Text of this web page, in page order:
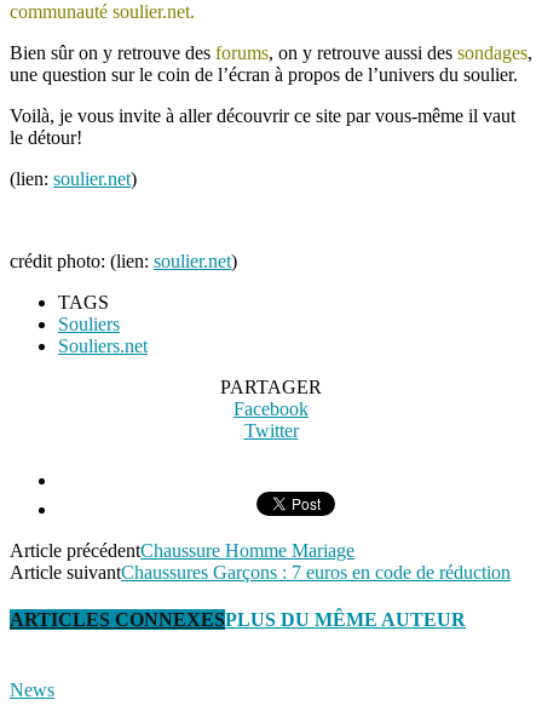
communauté soulier.net.
Bien sûr on y retrouve des forums, on y retrouve aussi des sondages,
une question sur le coin de l’écran à propos de l’univers du soulier.
Voilà, je vous invite à aller découvrir ce site par vous-même il vaut
le détour!
(lien: soulier.net)
crédit photo: (lien: soulier.net)
TAGS
Souliers
Souliers.net
PARTAGER
Facebook
Twitter
Article précédentChaussure Homme Mariage
Article suivantChaussures Garçons : 7 euros en code de réduction
ARTICLES CONNEXESPLUS DU MÊME AUTEUR
News